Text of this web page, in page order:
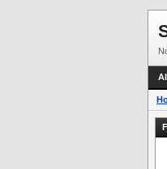
AI